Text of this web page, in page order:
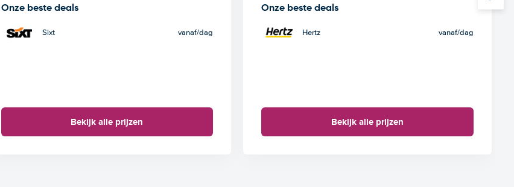
Onze beste deals
Sixt vanaf/dag
Bekijk alle prijzen
Onze beste deals
Hertz vanaf/dag
Bekijk alle prijzen